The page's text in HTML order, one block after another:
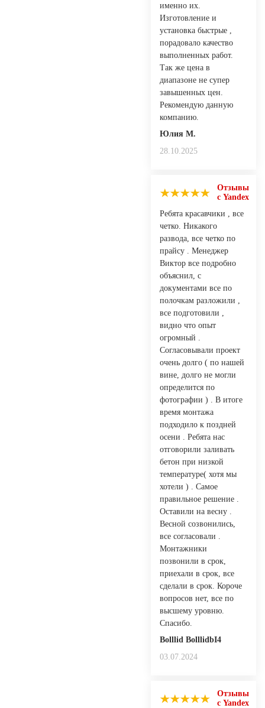
именно их.
Изготовление и
установка быстрые ,
порадовало качество
выполненных работ.
Так же цена в
диапазоне не супер
завышенных цен.
Рекомендую данную
компанию.
Юлия М.
28.10.2025
Отзывы
с Yandex
Ребята красавчики , все
четко. Никакого
развода, все четко по
прайсу . Менеджер
Виктор все подробно
объяснил, с
документами все по
полочкам разложили ,
все подготовили ,
видно что опыт
огромный .
Согласовывали проект
очень долго ( по нашей
вине, долго не могли
определится по
фотографии ) . В итоге
время монтажа
подходило к поздней
осени . Ребята нас
отговорили заливать
бетон при низкой
температуре( хотя мы
хотели ) . Самое
правильное решение .
Оставили на весну .
Весной созвонились,
все согласовали .
Монтажники
позвонили в срок,
приехали в срок, все
сделали в срок. Короче
вопросов нет, все по
высшему уровню.
Спасибо.
Bolllid BolllidbI4
03.07.2024
Отзывы
с Yandex